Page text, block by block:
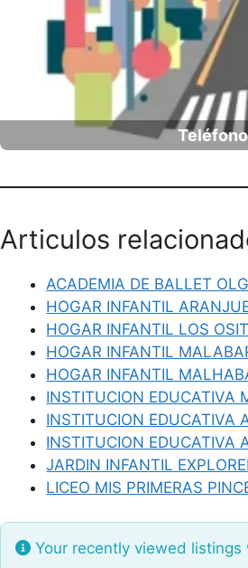
Articulos
ACADEMIA DE BALLET
HOGAR INFANTIL
HOGAR INFANTIL LOS
HOGAR INFANTIL
HOGAR INFANTIL
INSTITUCION EDUCATIVA
INSTITUCION EDUCATIVA
INSTITUCION EDUCATIVA
JARDIN INFANTIL
LICEO MIS PRIMERAS
Your recently viewed listings